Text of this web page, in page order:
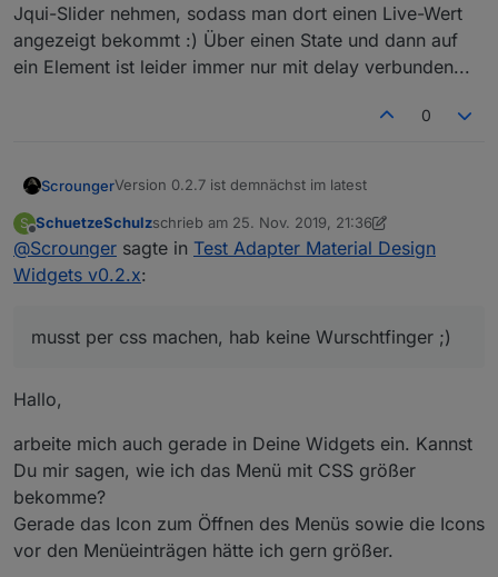
Jqui-Slider nehmen, sodass man dort einen Live-Wert
angezeigt bekommt :) Über einen State und dann auf
ein Element ist leider immer nur mit delay verbunden...
0
ScroungerVersion 0.2.7 ist demnächst im latest
Version 0.2.7:
(Scrounger): Line History Chart Widget: bug
(Scrounger): Switch Widget: color options
added
(Scrounger): chartjs lib updated to v2.9.3
v0.3.7
(Scrounger): Table Widget: wordwrap & width
option added
@skokarl
S
Offline
SchuetzeSchulzschrieb am 25. Nov. 2019, 21:36
zuletzt editiert von SchuetzeSchulz
@Scrounger sagte in Test Adapter Material Design
Widgets v0.2.x:
musst per css machen, hab keine Wurschtfinger ;)
Hallo,
arbeite mich auch gerade in Deine Widgets ein. Kannst
Du mir sagen, wie ich das Menü mit CSS größer
bekomme?
Gerade das Icon zum Öffnen des Menüs sowie die Icons
vor den Menüeinträgen hätte ich gern größer.